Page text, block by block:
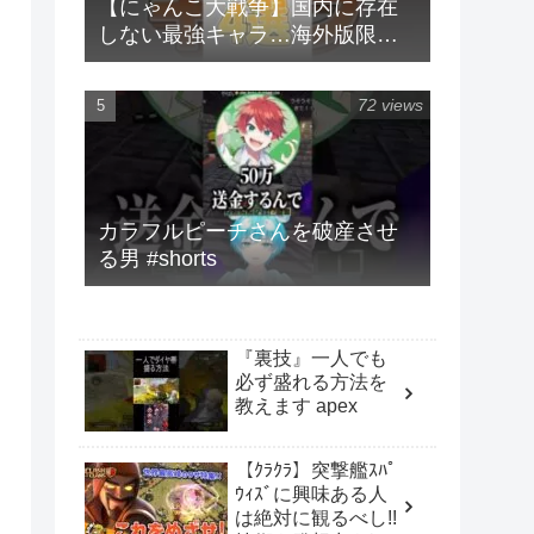
【にゃんこ大戦争】国内に存在
しない最強キャラ…海外版限定
キャラ4選！！【にゃんこ大戦争
ゆっくり解説】#shorts
カラフルピーチさんを破産させ
る男 #shorts
72 views
『裏技』一人でも
必ず盛れる方法を
教えます apex
【ｸﾗｸﾗ】突撃艦ｽﾊﾟ
ｳｨｽﾞに興味ある人
は絶対に観るべし!!